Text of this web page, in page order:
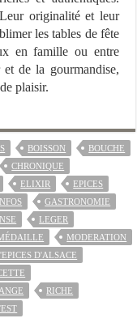
Leur originalité et leur
les tables de fête
en famille ou entre
de la gourmandise,
plaisir.
BOISSON
BOUCHE
CHRONIQUE
ELIXIR
EPICES
GASTRONOMIE
LEGER
MODERATION
D'ALSACE
RICHE